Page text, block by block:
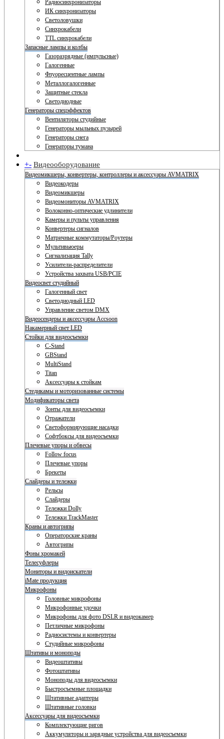
Радиосинхронизаторы
ИК синхронизаторы
Светоловушки
Синхрокабели
TTL синхрокабели
Запасные лампы и колбы
Газоразрядные (импульсные)
Галогенные
Флуоресцентные лампы
Металлогалогенные
Защитные стекла
Светодиодные
Генераторы спецэффектов
Вентиляторы студийные
Генераторы мыльных пузырей
Генераторы снега
Генераторы тумана
+- Видеооборудование
Видеомикшеры, конвертеры, контроллеры и аксессуары AVMATRIX
Видеокодеры
Видеомикшеры
Видеомониторы AVMATRIX
Волоконно-оптические удлинители
Камеры и пульты управления
Конвертеры сигналов
Матричные коммутаторы/Роутеры
Мультивьюеры
Сигнализация Tally
Усилители-распределители
Устройства захвата USB/PCIE
Видеосвет студийный
Галогенный свет
Светодиодный LED
Управление светом DMX
Видеосендеры и аксессуары Accsoon
Накамерный свет LED
Стойки для видеосъемки
C-Stand
GBStand
MultiStand
Titan
Аксессуары к стойкам
Стедикамы и моторизованные системы
Модификаторы света
Зонты для видеосъемки
Отражатели
Светоформирующие насадки
Софтбоксы для видеосъемки
Плечевые упоры и обвесы
Follow focus
Плечевые упоры
Брекеты
Слайдеры и тележки
Рельсы
Слайдеры
Тележки Dolly
Тележки TrackMaster
Краны и автогрипы
Операторские краны
Автогрипы
Фоны хромакей
Телесуфлеры
Мониторы и видоискатели
iMate продукция
Микрофоны
Головные микрофоны
Микрофонные удочки
Микрофоны для фото DSLR и видеокамер
Петличные микрофоны
Радиосистемы и конвертеры
Студийные микрофоны
Штативы и моноподы
Видеоштативы
Фотоштативы
Моноподы для видеосъемки
Быстросъемные площадки
Штативные адаптеры
Штативные головки
Аксессуары для видеосъемки
Комплектующие ригов
Аккумуляторы и зарядные устройства для видеосъемки